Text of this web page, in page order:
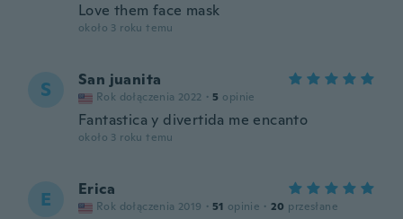
Love them face mask
około 3 roku temu
S San juanita
Rok dołączenia 2022 · 5 opinie
Fantastica y divertida me encanto
około 3 roku temu
E Erica
Rok dołączenia 2019 · 51 opinie · 20 przesłane